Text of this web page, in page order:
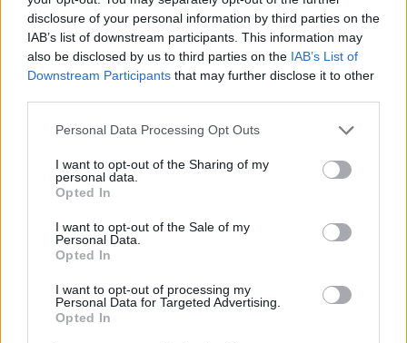
disclosure of your personal information by third parties on the
IAB’s list of downstream participants. This information may
also be disclosed by us to third parties on the IAB’s List of
Downstream Participants that may further disclose it to other
Personal Data Processing Opt Outs
I want to opt-out of the Sharing of my
personal data.
Opted In
I want to opt-out of the Sale of my
Personal Data.
Opted In
I want to opt-out of processing my
Personal Data for Targeted Advertising.
Opted In
Kövesd az e-cars.hu-t a Facebookon is, további
tartalmakért!
CÍMKÉK Citroen DS Elektromos autó
Peugeot